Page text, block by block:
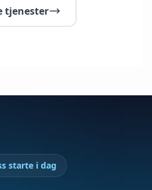
tjenester
starte i dag